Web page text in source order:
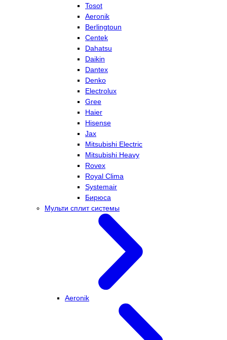
Tosot
Aeronik
Berlingtoun
Centek
Dahatsu
Daikin
Dantex
Denko
Electrolux
Gree
Haier
Hisense
Jax
Mitsubishi Electric
Mitsubishi Heavy
Rovex
Royal Clima
Systemair
Бирюса
Мульти сплит системы
Aeronik